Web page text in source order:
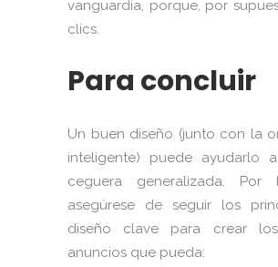
vanguardia, porque, por
clics.
Para concluir
Un buen diseño (junto con la
inteligente) puede ayudarlo
ceguera generalizada. Por
asegúrese de seguir los
diseño clave para crear
anuncios que pueda: